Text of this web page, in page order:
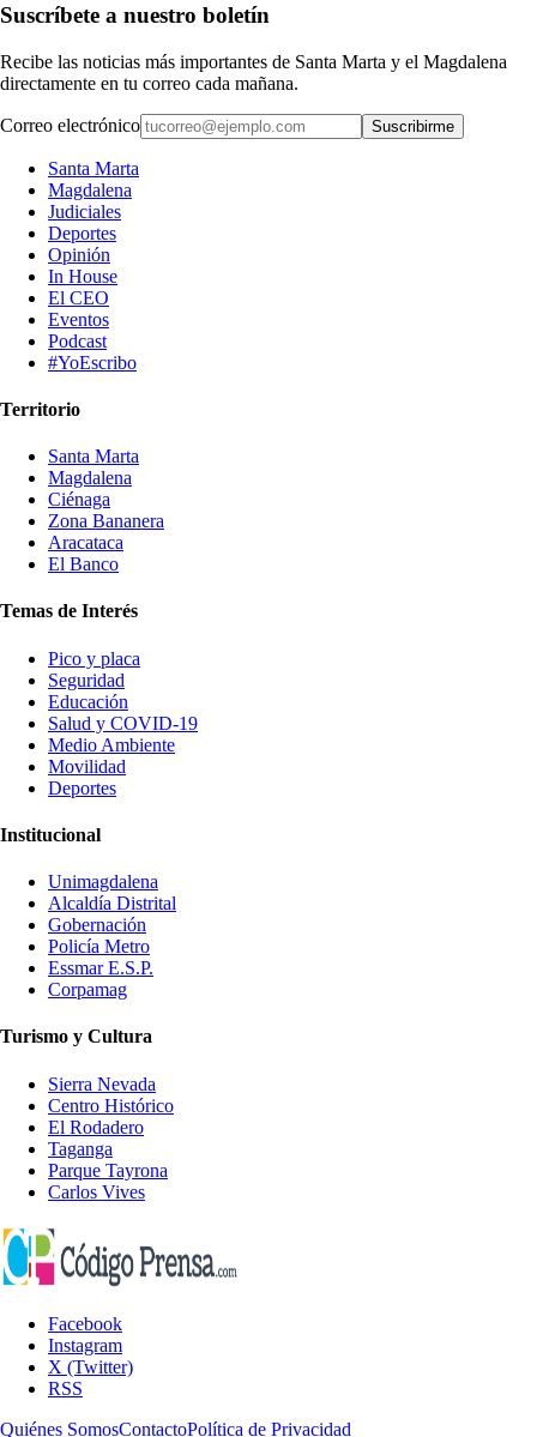
Suscríbete a nuestro boletín
Recibe las noticias más importantes de Santa Marta y el Magdalena
directamente en tu correo cada mañana.
Correo electrónico Suscribirme
Santa Marta
Magdalena
Judiciales
Deportes
Opinión
In House
El CEO
Eventos
Podcast
#YoEscribo
Territorio
Santa Marta
Magdalena
Ciénaga
Zona Bananera
Aracataca
El Banco
Temas de Interés
Pico y placa
Seguridad
Educación
Salud y COVID-19
Medio Ambiente
Movilidad
Deportes
Institucional
Unimagdalena
Alcaldía Distrital
Gobernación
Policía Metro
Essmar E.S.P.
Corpamag
Turismo y Cultura
Sierra Nevada
Centro Histórico
El Rodadero
Taganga
Parque Tayrona
Carlos Vives
Facebook
Instagram
X (Twitter)
RSS
Quiénes SomosContactoPolítica de Privacidad